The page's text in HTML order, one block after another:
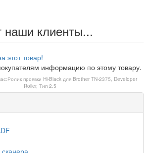
наши клиенты...
этот товар!
информацию по этому товару.
Ролик проявки Hi-Black для Brother TN-2375, Developer
Roller, Тип 2.5